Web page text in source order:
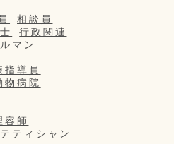
相談員
行政関連
マン
指導員
物病院
容師
ティシャン